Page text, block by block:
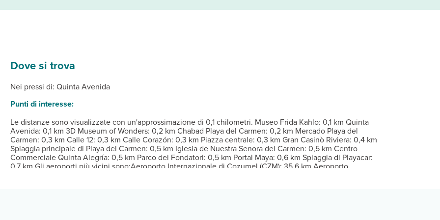
Dove si trova
Nei pressi di: Quinta Avenida
Punti di interesse:
Le distanze sono visualizzate con un'approssimazione di 0,1 chilometri. Museo Frida Kahlo: 0,1 km Quinta
Avenida: 0,1 km 3D Museum of Wonders: 0,2 km Chabad Playa del Carmen: 0,2 km Mercado Playa del
Carmen: 0,3 km Calle 12: 0,3 km Calle Corazón: 0,3 km Piazza centrale: 0,3 km Gran Casinò Riviera: 0,4 km
Spiaggia principale di Playa del Carmen: 0,5 km Iglesia de Nuestra Senora del Carmen: 0,5 km Centro
Commerciale Quinta Alegría: 0,5 km Parco dei Fondatori: 0,5 km Portal Maya: 0,6 km Spiaggia di Playacar:
0,7 km Gli aeroporti più vicini sono:Aeroporto Internazionale di Cozumel (CZM): 35,6 km Aeroporto
provviste di aria condizionata e minibar: ti sentirai subito a casa. Il Wi-Fi gratuito ti consente di restare in contatto con il
cui una piscina all'aperto e una terrazza panoramica da dove ammirare il paesaggio. Questo hotel offre, inoltre, il Wi-Fi
24, personale poliglotta e una biblioteca.
La colazione self-service viene servita gratuitamente tutti i giorni dalle ore 08:30 alle ore 12:00.